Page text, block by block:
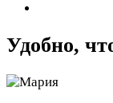
Удобно,